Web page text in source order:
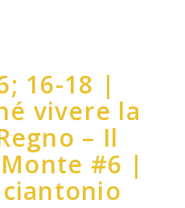
16-18 |
vivere la
– Il
#6 |